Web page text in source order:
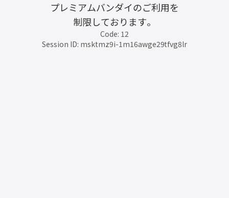
プレミアムバンダイのご利用を
制限しております。
Code: 12
Session ID: msktmz9i-1m16awge29tfvg8lr